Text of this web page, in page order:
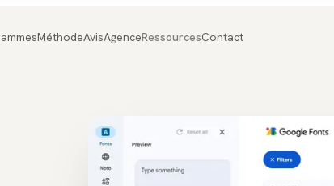
MéthodeAvisAgenceRessourcesContact